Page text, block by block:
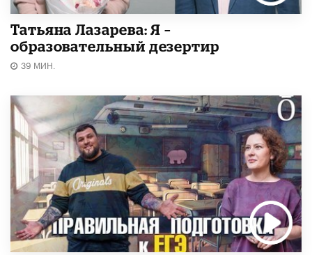
Татьяна Лазарева: Я –
образовательный дезертир
39 МИН.